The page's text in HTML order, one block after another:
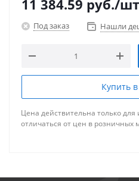
11 384.59 руб./шт
Под заказ Нашли
Купить
Цена действительна только
отличаться от цен в розничных